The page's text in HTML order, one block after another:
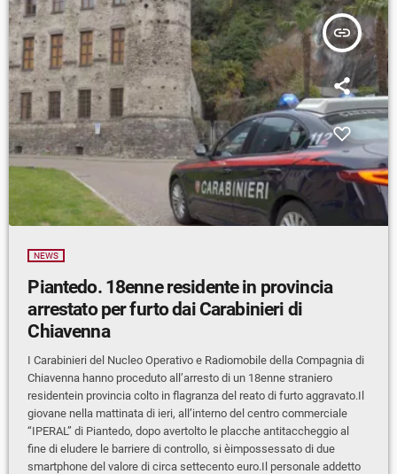
insert_link
NEWS
Piantedo. 18enne residente in provincia
arrestato per furto dai Carabinieri di
Chiavenna
I Carabinieri del Nucleo Operativo e Radiomobile della Compagnia di
Chiavenna hanno proceduto all’arresto di un 18enne straniero
residentein provincia colto in flagranza del reato di furto aggravato.Il
giovane nella mattinata di ieri, all’interno del centro commerciale
“IPERAL” di Piantedo, dopo avertolto le placche antitaccheggio al
fine di eludere le barriere di controllo, si èimpossessato di due
smartphone del valore di circa settecento euro.Il personale addetto